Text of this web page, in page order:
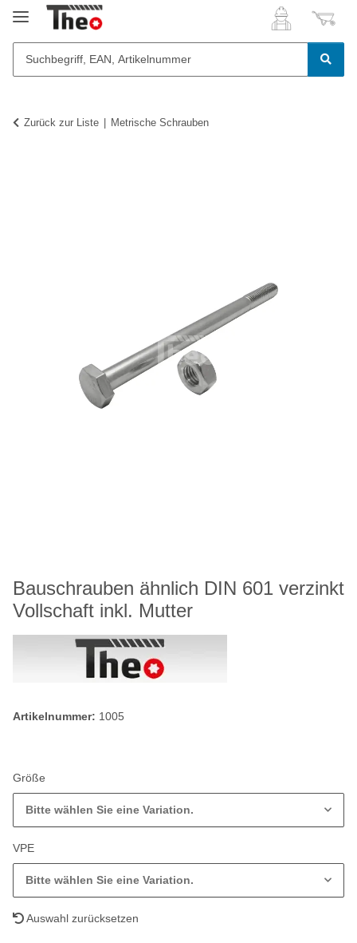
Zurück zur Liste Metrische Schrauben
Bauschrauben ähnlich DIN 601 verzinkt
Vollschaft inkl. Mutter
Artikelnummer: 1005
Größe
Bitte wählen Sie eine Variation.
VPE
Bitte wählen Sie eine Variation.
Auswahl zurücksetzen